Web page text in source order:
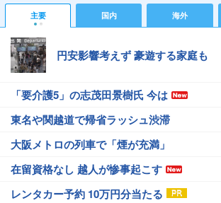
主要 国内 海外
円安影響考えず 豪遊する家庭も
「要介護5」の志茂田景樹氏 今は
東名や関越道で帰省ラッシュ渋滞
大阪メトロの列車で「煙が充満」
在留資格なし 越人が惨事起こす
レンタカー予約 10万円分当たる